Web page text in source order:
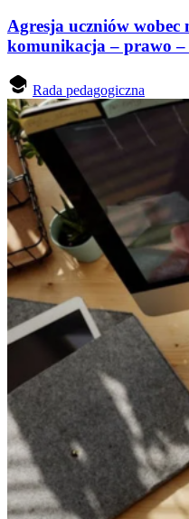
Agresja uczniów wobec
komunikacja – prawo
Rada pedagogiczna